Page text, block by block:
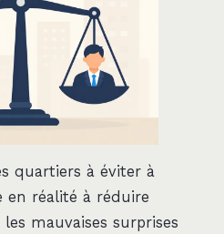
quartiers à éviter à
en réalité à réduire
mauvaises surprises